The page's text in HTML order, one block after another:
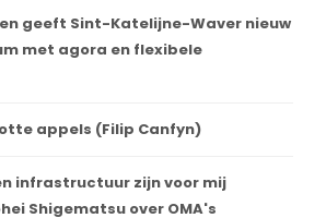
geeft Sint-Katelijne-Waver nieuw
met agora en flexibele
Rotte appels (Filip Canfyn)
infrastructuur zijn voor mij
Shigematsu over OMA's